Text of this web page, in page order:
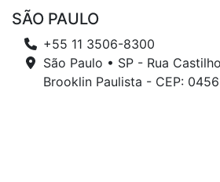
SÃO PAULO
+55 11 3506-8300
São Paulo • SP - Rua
Brooklin Paulista - CEP: